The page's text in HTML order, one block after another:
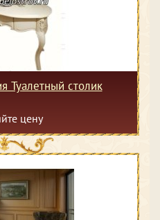
Туалетный столик
цену